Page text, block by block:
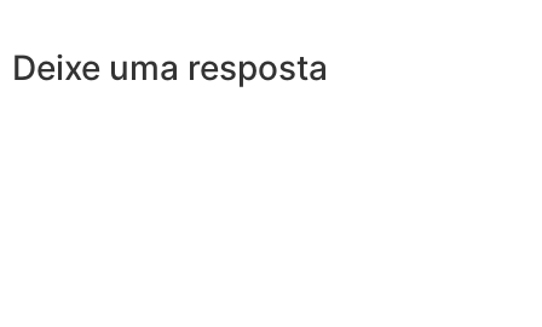
Deixe uma resposta